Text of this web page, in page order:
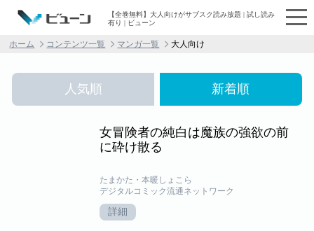
【全巻無料】大人向けがサブスク読み放題 | 試し読み
有り | ビューン
ホーム コンテンツ一覧 マンガ一覧 大人向け
人気順 新着順
女冒険者の純白は魔族の強欲の前
に砕け散る
たまかた・本暖しょこら
デジタルコミック流通ネットワーク
詳細